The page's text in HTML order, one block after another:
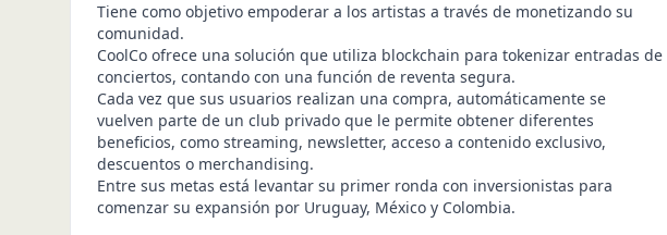
Tiene como objetivo empoderar a los artistas a través de monetizando su
comunidad.
CoolCo ofrece una solución que utiliza blockchain para tokenizar entradas de
conciertos, contando con una función de reventa segura.
Cada vez que sus usuarios realizan una compra, automáticamente se
vuelven parte de un club privado que le permite obtener diferentes
beneficios, como streaming, newsletter, acceso a contenido exclusivo,
descuentos o merchandising.
Entre sus metas está levantar su primer ronda con inversionistas para
comenzar su expansión por Uruguay, México y Colombia.